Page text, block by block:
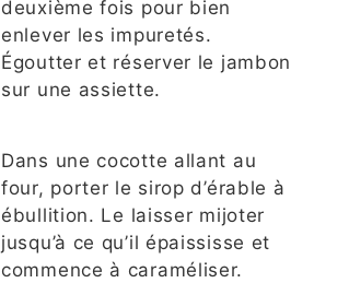
deuxième fois pour bien
enlever les impuretés.
Égoutter et réserver le jambon
sur une assiette.
Dans une cocotte allant au
four, porter le sirop d’érable à
ébullition. Le laisser mijoter
jusqu’à ce qu’il épaississe et
commence à caraméliser.